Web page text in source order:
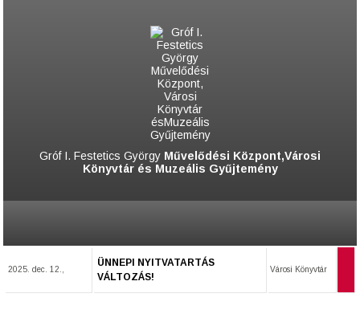
Gróf I. Festetics György Művelődési Központ,Városi
Könyvtár és Muzeális Gyűjtemény
2025. dec. 12.,
ÜNNEPI NYITVATARTÁS
VÁLTOZÁS!
Városi Könyvtár